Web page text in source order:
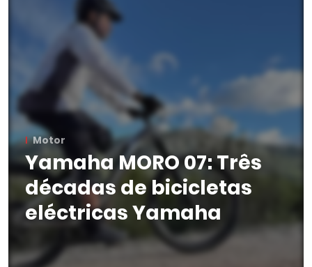
Motor
Yamaha MORO 07: Três
décadas de bicicletas
eléctricas Yamaha